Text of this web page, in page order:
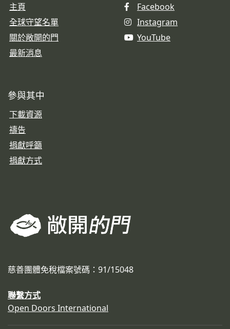
主頁
全球守望名單
關於敞開的門
最新消息
Facebook
Instagram
YouTube
參與其中
下載資源
禱告
捐獻呼籲
捐獻方式
慈善團體免稅檔案號碼：91/15048
聯繫方式
Open Doors International